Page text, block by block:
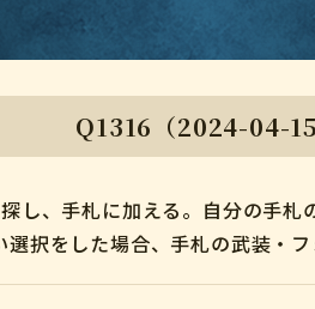
Q1316（2024-04-15
し、手札に加える。自分の手
択をした場合、手札の武装・